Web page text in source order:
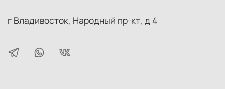
г Владивосток, Народный пр-кт, д 4